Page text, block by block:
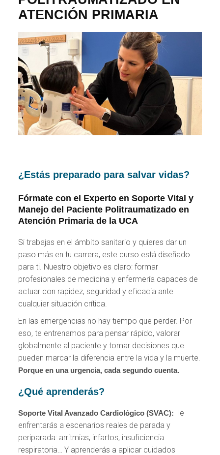
ATENCIÓN PRIMARIA
¿Estás preparado para salvar vidas?
Fórmate con el Experto en Soporte Vital y
Manejo del Paciente Politraumatizado en
Atención Primaria de la UCA
Si trabajas en el ámbito sanitario y quieres dar un
paso más en tu carrera, este curso está diseñado
para ti. Nuestro objetivo es claro: formar
profesionales de medicina y enfermería capaces de
actuar con rapidez, seguridad y eficacia ante
cualquier situación crítica.
En las emergencias no hay tiempo que perder. Por
eso, te entrenamos para pensar rápido, valorar
globalmente al paciente y tomar decisiones que
pueden marcar la diferencia entre la vida y la muerte.
Porque en una urgencia, cada segundo cuenta.
¿Qué aprenderás?
Soporte Vital Avanzado Cardiológico (SVAC):Te
enfrentarás a escenarios reales de parada y
periparada: arritmias, infartos, insuficiencia
respiratoria… Y aprenderás a aplicar cuidados